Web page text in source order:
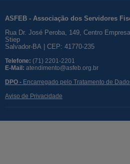
ASFEB - Associação dos Servidores
Rua Dr. José Peroba, 149, Centro
Stiep
Salvador-BA | CEP: 41770-235
Telefone: (71) 2201-2201
E-Mail: atendimento@asfeb.org.br
DPO - Encarregado pelo Tratamento de
Aviso de Privacidade